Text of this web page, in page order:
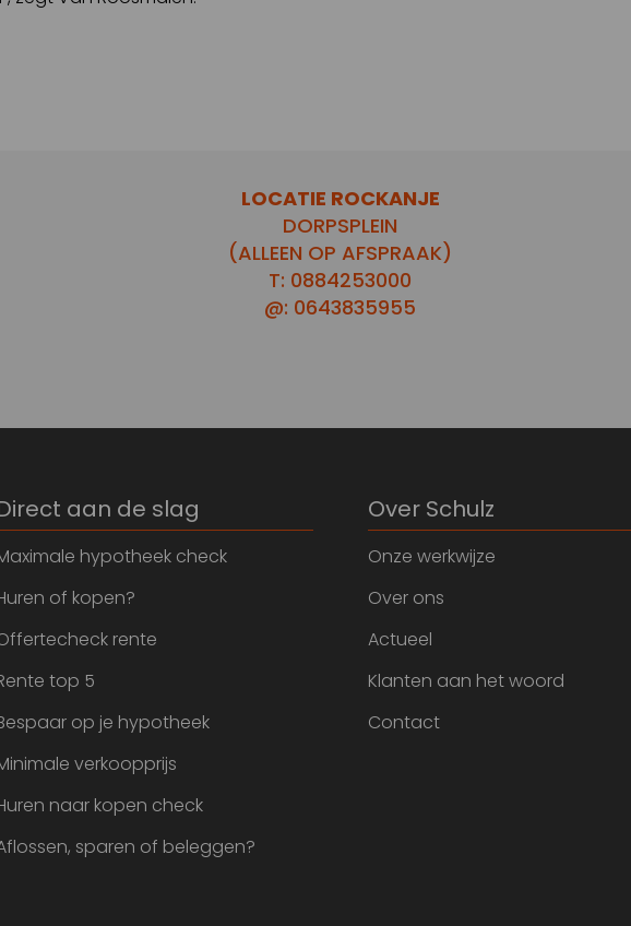
LOCATIE ROCKANJE
DORPSPLEIN
(ALLEEN OP AFSPRAAK)
T: 0884253000
@: 0643835955
aan de slag
hypotheek check
of kopen?
rente
top 5
op je hypotheek
verkoopprijs
naar kopen check
sparen of beleggen?
Over Schulz
Onze werkwijze
Over ons
Actueel
Klanten aan het woord
Contact